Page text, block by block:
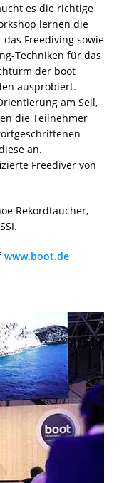
es die richtige
lernen die
Freediving sowie
Techniken für das
der boot
ausprobiert.
am Seil,
die Teilnehmer
an.
Freediver von
Rekordtaucher,
www.boot.de